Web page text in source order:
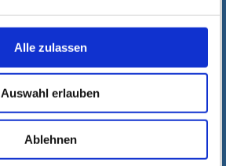
Alle zulassen
Auswahl erlauben
Ablehnen